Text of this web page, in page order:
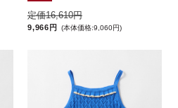
定価16,610円
9,966円 (本体価格:9,060円)